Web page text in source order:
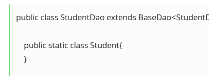
public class StudentDao extends
    public static class Student{
    }